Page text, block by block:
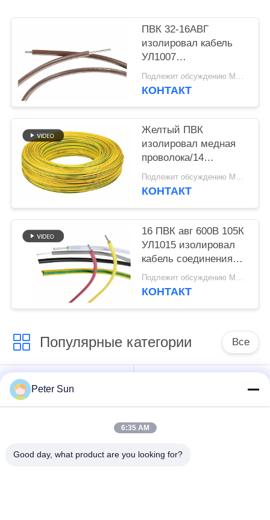
ПВК 32-16АВГ
изолировал кабель
УЛ1007
доказательства жары
медной проволоки
Подлежит обсуждению MOQ:5000 шт
КОНТАКТ
Желтый ПВК
изолировал медная
проволока/14
ексцентриситет
провода Авг
Подлежит обсуждению MOQ:5000 шт
КОНТАКТ
16 ПВК авг 600В 105К
УЛ1015 изолировал
кабель соединения
медной проволоки
Подлежит обсуждению MOQ:5000 шт
КОНТАКТ
Популярные категории Все
Гибкий
изолированный
провод
провод силикона
изолированная
Кабель для батареи
Peter Sun
6:35 AM
Good day, what product are you looking for?